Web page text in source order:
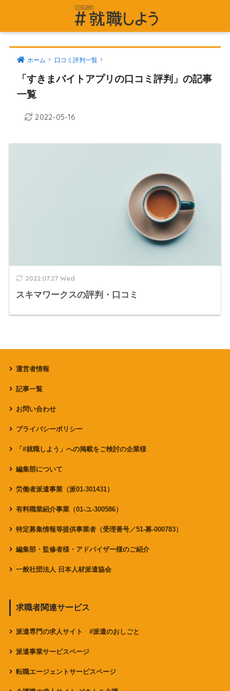
ホーム 口コミ評判一覧
「すきまバイトアプリの口コミ評判」の記事
一覧
2022-05-16
2022.07.27 Wed
スキマワークスの評判・口コミ
運営者情報
記事一覧
お問い合わせ
プライバシーポリシー
「#就職しよう」への掲載をご検討の企業様
編集部について
労働者派遣事業（派01-301431）
有料職業紹介事業（01-ユ-300586）
特定募集情報等提供事業者（受理番号／51-募-000783）
編集部・監修者様・アドバイザー様のご紹介
一般社団法人 日本人材派遣協会
求職者関連サービス
派遣専門の求人サイト #派遣のおしごと
派遣事業サービスページ
転職エージェントサービスページ